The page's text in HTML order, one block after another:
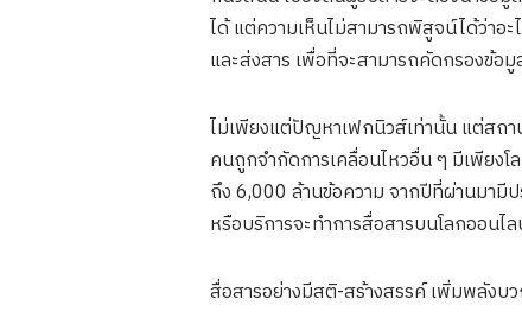
ได้ แต่ความเห็นไม่สามารถพิสูจน์ได้ว่าอ
และส่งสาร เพื่อที่จะสามารถคัดกรองข้อ
ไม่เพียงแต่ปัญหาเฟกนิวส์เท่านั้น แต่สถ
คนถูกจำกัดการเคลื่อนไหวอื่น ๆ มีเพียง
ถึง 6,000 ล้านข้อความ จากปีที่ผ่านมา
หรือบริการจะทำการสื่อสารบนโลกออน
สื่อสารอย่างมีสติ-สร้างสรรค์ เพิ่มพลังบ